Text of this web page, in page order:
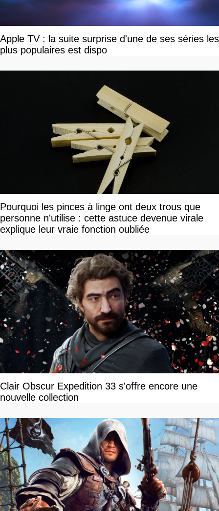
Apple TV : la suite surprise d'une de ses séries les
plus populaires est dispo
Pourquoi les pinces à linge ont deux trous que
personne n'utilise : cette astuce devenue virale
explique leur vraie fonction oubliée
Clair Obscur Expedition 33 s'offre encore une
nouvelle collection